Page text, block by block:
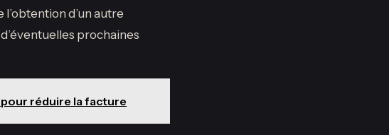
d’un autre
prochaines
pour réduire la facture